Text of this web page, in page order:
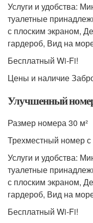
Услуги и удобства:
туалетные
с плоским экраном,
гардероб, Вид на
Бесплатный Wi-Fi!
Цены и наличие
Улучшенный
Размер номера 30 м²
Трехместный номер
Услуги и удобства:
туалетные
с плоским экраном,
гардероб, Вид на
Бесплатный Wi-Fi!